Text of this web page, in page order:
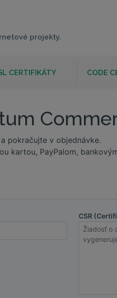
projekty.
CERTIFIKÁTY CODE
pokračujte v objednávke.
kartou, PayPalom,
CSR